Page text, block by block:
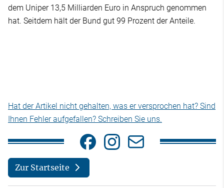
dem Uniper 13,5 Milliarden Euro in Anspruch genommen
hat. Seitdem hält der Bund gut 99 Prozent der Anteile.
Hat der Artikel nicht gehalten, was er versprochen hat? Sind
Ihnen Fehler aufgefallen? Schreiben Sie uns.
Zur Startseite